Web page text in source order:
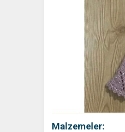
Malzemeler: